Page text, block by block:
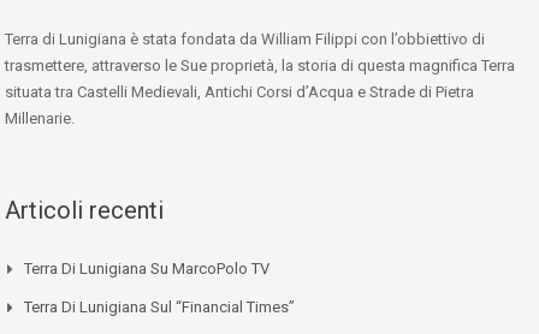
Terra di Lunigiana è stata fondata da William Filippi con l’obbiettivo di
trasmettere, attraverso le Sue proprietà, la storia di questa magnifica Terra
situata tra Castelli Medievali, Antichi Corsi d’Acqua e Strade di Pietra
Millenarie.
Articoli recenti
Terra Di Lunigiana Su MarcoPolo TV
Terra Di Lunigiana Sul “Financial Times”